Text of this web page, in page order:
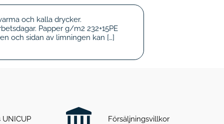
och kalla drycker.
Papper g/m2 232+15PE
och sidan av limningen kan […]
Försäljningsvillkor